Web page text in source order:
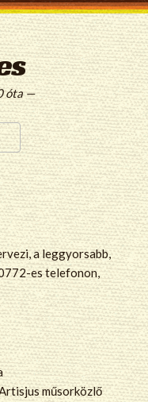
óta —
a leggyorsabb,
es telefonon,
műsorközlő